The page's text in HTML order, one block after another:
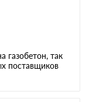
газобетон, так
поставщиков